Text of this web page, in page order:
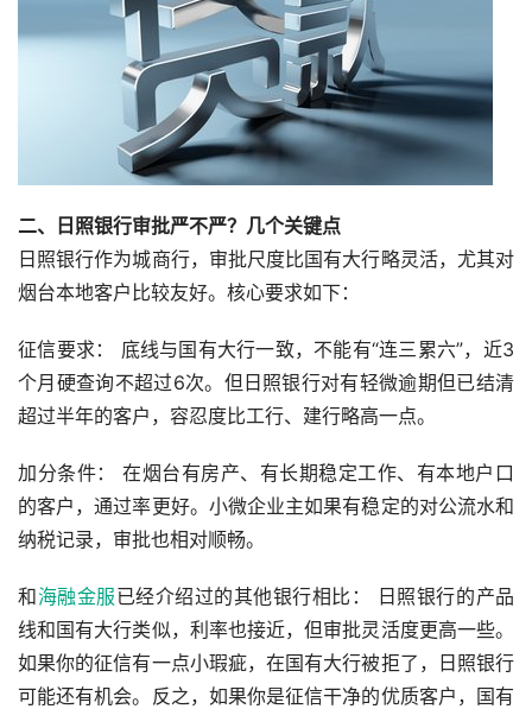
二、日照银行审批严不严？几个关键点
日照银行作为城商行，审批尺度比国有大行略灵活，尤其对
烟台本地客户比较友好。核心要求如下：
征信要求： 底线与国有大行一致，不能有“连三累六”，近3
个月硬查询不超过6次。但日照银行对有轻微逾期但已结清
超过半年的客户，容忍度比工行、建行略高一点。
加分条件： 在烟台有房产、有长期稳定工作、有本地户口
的客户，通过率更好。小微企业主如果有稳定的对公流水和
纳税记录，审批也相对顺畅。
和海融金服已经介绍过的其他银行相比： 日照银行的产品
线和国有大行类似，利率也接近，但审批灵活度更高一些。
如果你的征信有一点小瑕疵，在国有大行被拒了，日照银行
可能还有机会。反之，如果你是征信干净的优质客户，国有